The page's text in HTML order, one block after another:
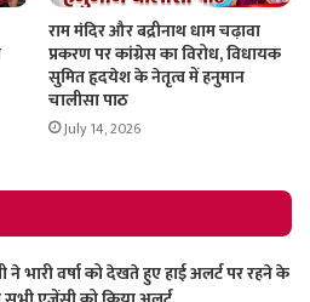
राम मंदिर और बद्रीनाथ धाम चढ़ावा
प्रकरण पर कांग्रेस का विरोध, विधायक
सुमित हृदयेश के नेतृत्व में हनुमान
चालीसा पाठ
July 14, 2026
ने भारी वर्षा को देखते हुए हाई अलर्ट पर रहने के